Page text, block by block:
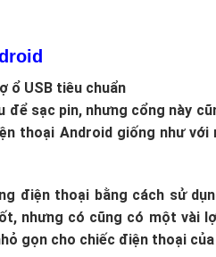
ổ USB tiêu chuẩn
để sạc pin, nhưng cổng này
thoại Android giống như với
điện thoại bằng cách sử
nhưng có cũng có một vài
gọn cho chiếc điện thoại của